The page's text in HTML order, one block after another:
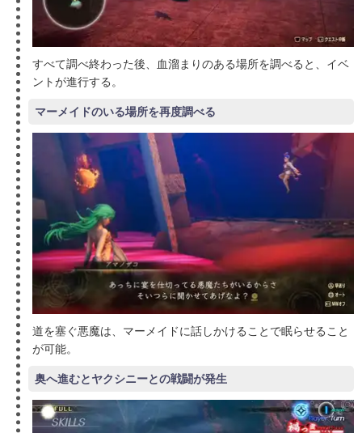
すべて調べ終わった後、血溜まりのある場所を調べると、イベ
ントが進行する。
マーメイドのいる場所を再度調べる
道を塞ぐ悪魔は、マーメイドに話しかけることで眠らせること
が可能。
奥へ進むとヤクシニーとの戦闘が発生